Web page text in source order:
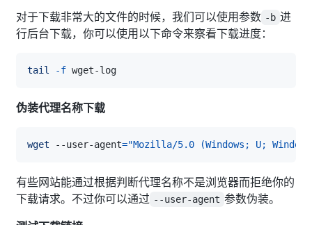
对于下载非常大的文件的时候，我们可以使用参数 -b 进
行后台下载，你可以使用以下命令来察看下载进度：
tail -f
伪装代理名称下载
wget --user-agent="Mozilla/5.0 (Windows; U;
有些网站能通过根据判断代理名称不是浏览器而拒绝你的
下载请求。不过你可以通过 --user-agent 参数伪装。